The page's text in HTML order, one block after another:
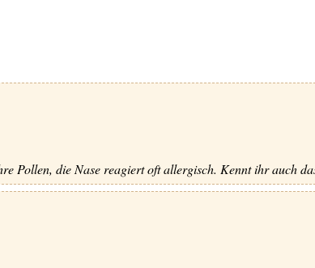
Pollen, die Nase reagiert oft allergisch. Kennt ihr auch